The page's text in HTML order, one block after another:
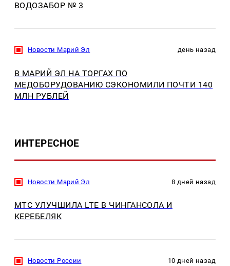
ВОДОЗАБОР № 3
Новости Марий Эл день назад
В МАРИЙ ЭЛ НА ТОРГАХ ПО
МЕДОБОРУДОВАНИЮ СЭКОНОМИЛИ ПОЧТИ 140
МЛН РУБЛЕЙ
ИНТЕРЕСНОЕ
Новости Марий Эл 8 дней назад
МТС УЛУЧШИЛА LTE В ЧИНГАНСОЛА И
КЕРЕБЕЛЯК
Новости России 10 дней назад